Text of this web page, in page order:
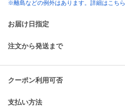
※離島などの例外はあります。詳細はこちら
お届け日指定
注文から発送まで
クーポン利用可否
支払い方法